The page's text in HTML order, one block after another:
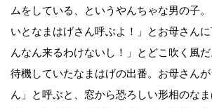
ムをしている、というやんちゃな男の子
いとなまはげさん呼ぶよ！」とお母さん
んなん来るわけないし！」とどこ吹く風
待機していたなまはげの出番。お母さん
ん」と呼ぶと、窓から恐ろしい形相のな